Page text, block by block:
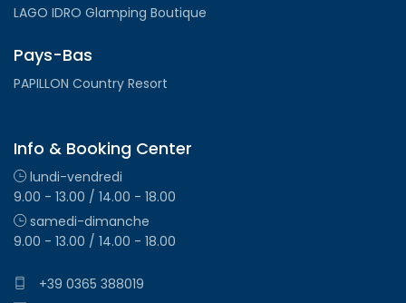
LAGO IDRO Glamping Boutique
Pays-Bas
PAPILLON Country Resort
Info & Booking Center
lundi-vendredi
9.00 - 13.00 / 14.00 - 18.00
samedi-dimanche
9.00 - 13.00 / 14.00 - 18.00
+39 0365 388019